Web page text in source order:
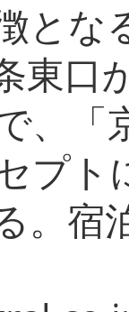
とな
東口
、「
プト
。宿